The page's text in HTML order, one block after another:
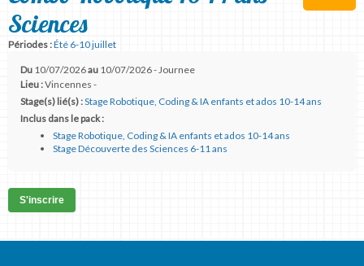
Sciences
Périodes :Été 6-10 juillet
Du 10/07/2026au 10/07/2026 - Journee
Lieu :Vincennes -
Stage(s) lié(s) :Stage Robotique, Coding & IA enfants et ados 10-14 ans
Inclus dans le pack :
Stage Robotique, Coding & IA enfants et ados 10-14 ans
Stage Découverte des Sciences 6-11 ans
S'inscrire